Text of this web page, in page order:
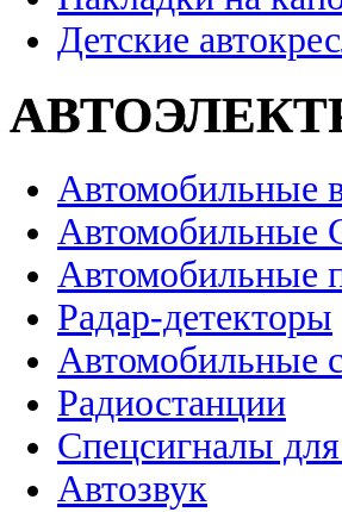
Детские
Автомобильные
Автомобильные
Автомобильные
Радар-детекторы
Автомобильные
Радиостанции
Спецсигналы
Автозвук